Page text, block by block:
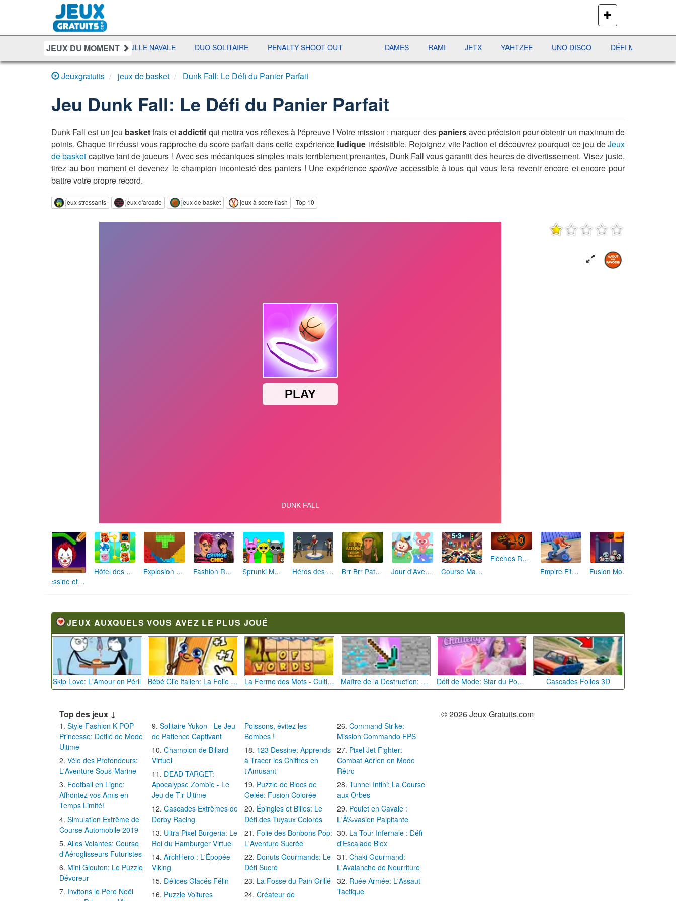
PLUS
DE
JEUX
JEUX DU MOMENT
SHERIFF POKER BATAILLE NAVALE DUO SOLITAIRE PENALTY SHOOT OUT RAMI JETX YAHTZEE UNO DISCO DÉFI MAHJONG
Jeuxgratuits jeux de basket Dunk Fall: Le Défi du Panier Parfait
Jeu Dunk Fall: Le Défi du Panier Parfait
Dunk Fall est un jeu basketfrais etaddictif qui mettra vos réflexes à l'épreuve ! Votre mission : marquer des paniersavec précision pour obtenir un maximum de
points. Chaque tir réussi vous rapproche du score parfait dans cette expérience ludique irrésistible. Rejoignez vite l'action et découvrez pourquoi ce jeu deJeux
de basket captive tant de joueurs ! Avec ses mécaniques simples mais terriblement prenantes, Dunk Fall vous garantit des heures de divertissement. Visez juste,
tirez au bon moment et devenez le champion incontesté des paniers ! Une expériencesportive accessible à tous qui vous fera revenir encore et encore pour
battre votre propre record.
jeux stressants jeux d'arcade jeux de basket jeux à score flash Top 10
Dessine et Écrase : Le Jeu des Monstres
Hôtel des Animaux de Rêve Explosion de Blocs de Sable Fashion Rebelle: Style Grunge Chic Sprunki Monster: Rythmes Musicaux Monstres Héros des Terres Hostiles Brr Brr Patapim: Le Défi Parkour Délirant Jour d'Aventure: Puzzles en Plein Air Course Mathématique: La Vitesse par les Chiffres
Flèches Rusées 2 : Visez Juste et Défiez la Rotation!
Empire Fitness - Simulateur de Salle de Sport
Fusion Monstrueuse d'Halloween
JEUX AUXQUELS VOUS AVEZ LE PLUS JOUÉ
Skip Love: L'Amour en Péril Bébé Clic Italien: La Folie des Petits Bambins La Ferme des Mots - Cultivez votre Vocabulaire Maître de la Destruction: Fusion de Pioches Défi de Mode: Star du Podium Cascades Folles 3D
Top des jeux ↓
Style Fashion K-POP
Princesse: Défilé de Mode
Ultime
Vélo des Profondeurs:
L'Aventure Sous-Marine
Football en Ligne:
Affrontez vos Amis en
Temps Limité!
Simulation Extrême de
Course Automobile 2019
Ailes Volantes: Course
d'Aéroglisseurs Futuristes
Mini Glouton: Le Puzzle
Dévoreur
Invitons le Père Noël
Solitaire Yukon - Le Jeu
de Patience Captivant
Champion de Billard
Virtuel
DEAD TARGET:
Apocalypse Zombie - Le
Jeu de Tir Ultime
Cascades Extrêmes de
Derby Racing
Ultra Pixel Burgeria: Le
Roi du Hamburger Virtuel
ArchHero : L'Épopée
Viking
Délices Glacés Félin
Puzzle Voitures
Poissons, évitez les
Bombes !
123 Dessine: Apprends
à Tracer les Chiffres en
t'Amusant
Puzzle de Blocs de
Gelée: Fusion Colorée
Épingles et Billes: Le
Défi des Tuyaux Colorés
Folie des Bonbons Pop:
L'Aventure Sucrée
Donuts Gourmands: Le
Défi Sucré
La Fosse du Pain Grillé
Créateur de
Command Strike:
Mission Commando FPS
Pixel Jet Fighter:
Combat Aérien en Mode
Rétro
Tunnel Infini: La Course
aux Orbes
Poulet en Cavale :
L'Ã‰vasion Palpitante
La Tour Infernale : Défi
d'Escalade Blox
Chaki Gourmand:
L'Avalanche de Nourriture
Ruée Armée: L'Assaut
Tactique
© 2026 Jeux-Gratuits.com